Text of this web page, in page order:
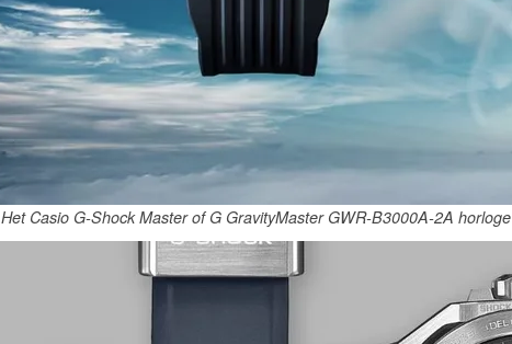
Het Casio G-Shock Master of G GravityMaster GWR-B3000A-2A horloge